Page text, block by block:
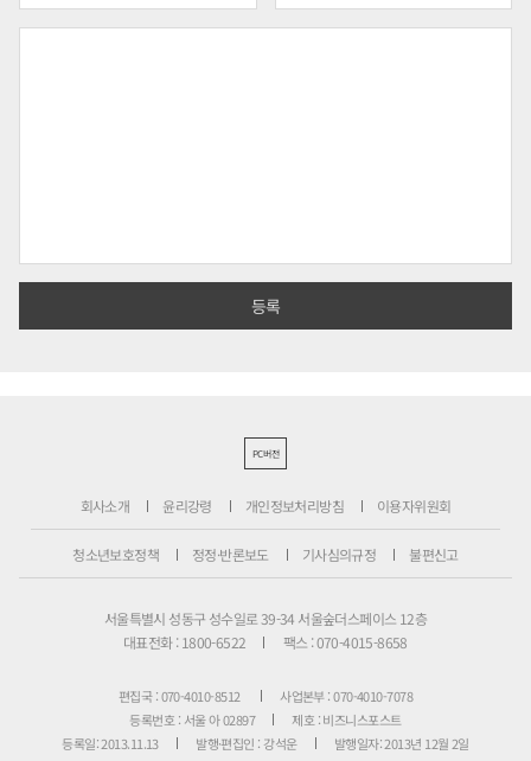
PC버전
회사소개 윤리강령 개인정보처리방침 이용자위원회
청소년보호정책 정정·반론보도 기사심의규정 불편신고
서울특별시 성동구 성수일로 39-34 서울숲더스페이스 12층
대표전화 : 1800-6522
팩스 : 070-4015-8658
편집국 : 070-4010-8512
사업본부 : 070-4010-7078
등록번호 : 서울 아 02897
제호 : 비즈니스포스트
등록일: 2013.11.13
발행·편집인 : 강석운
발행일자: 2013년 12월 2일